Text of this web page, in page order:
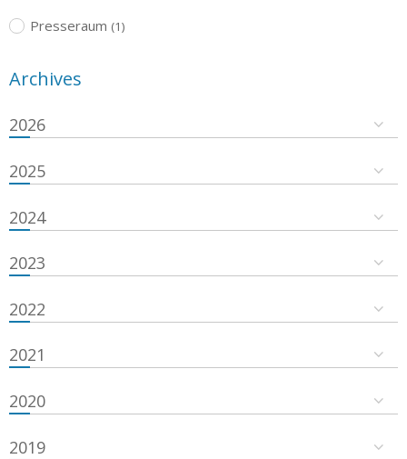
Presseraum (1)
Archives
2026
2025
2024
2023
2022
2021
2020
2019